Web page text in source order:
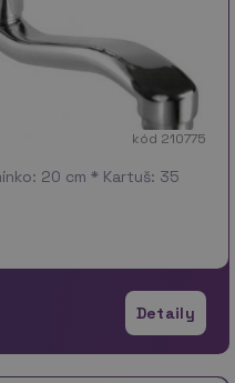
kód 210775
20 cm * Kartuš: 35
Detaily